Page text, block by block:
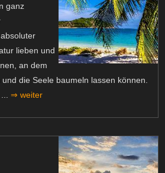
ganz
lieben und
an dem
die Seele baumeln lassen können.
⇒ weiter